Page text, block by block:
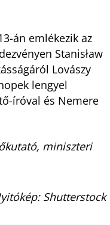
án emlékezik az
Stanisław
Lovászy
lengyel
íróval és Nemere
miniszteri
Shutterstock